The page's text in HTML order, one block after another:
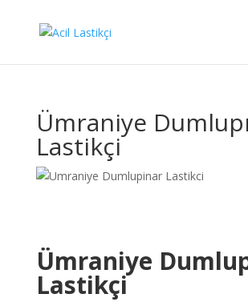
Ümraniye
Lastikçi
Ümraniye
Lastikçi